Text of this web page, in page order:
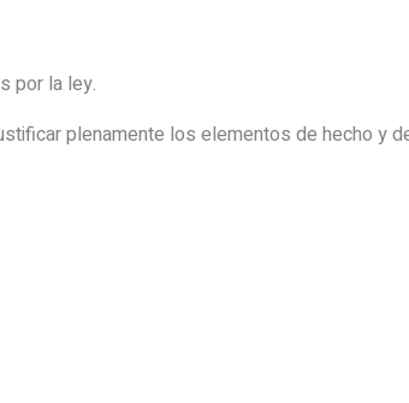
por la ley.
plenamente los elementos de hecho y